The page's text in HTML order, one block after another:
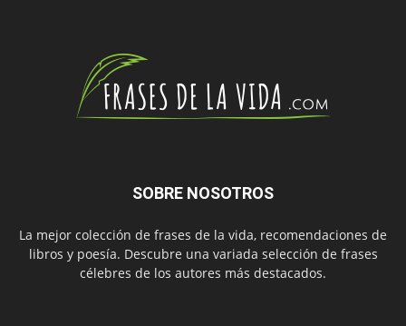
SOBRE NOSOTROS
La mejor colección de frases de la vida, recomendaciones de
libros y poesía. Descubre una variada selección de frases
célebres de los autores más destacados.